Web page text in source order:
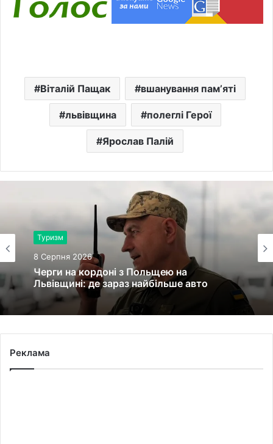
Віталій Пащак вшанування памʼяті
львівщина полеглі Герої
Ярослав Палій
Туризм
8 Серпня 2026
Черги на кордоні з Польщею на
Львівщині: де зараз найбільше авто
Реклама